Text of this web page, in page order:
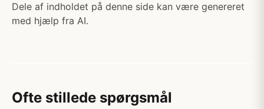
Dele af indholdet på denne side kan være genereret
med hjælp fra AI.
Ofte stillede spørgsmål